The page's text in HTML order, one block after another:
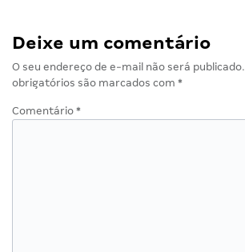
Deixe um comentário
O seu endereço de e-mail não será publicado.
obrigatórios são marcados com *
Comentário *